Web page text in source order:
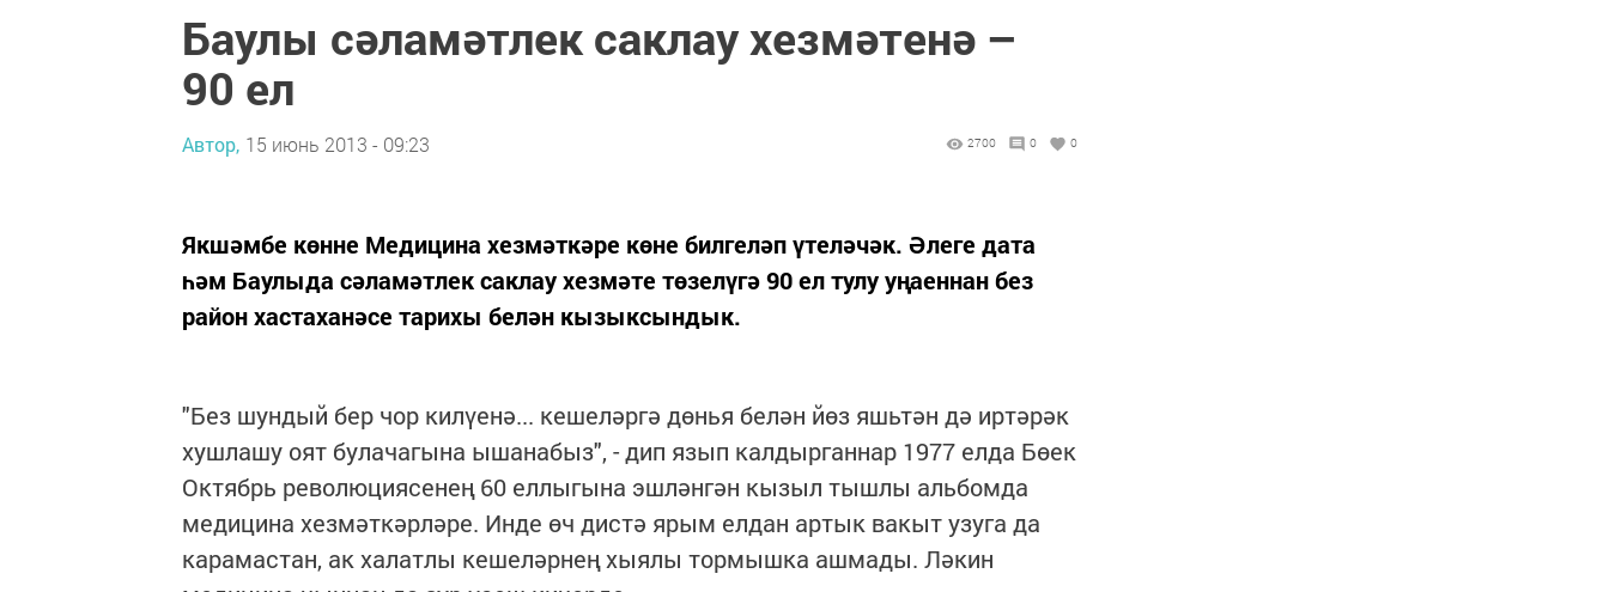
Баулы сәламәтлек саклау хезмәтенә –
90 ел
Автор, 15 июнь 2013 - 09:23 2700 0 0
Якшәмбе көнне Медицина хезмәткәре көне билгеләп үтеләчәк. Әлеге дата
һәм Баулыда сәламәтлек саклау хезмәте төзелүгә 90 ел тулу уңаеннан без
район хастаханәсе тарихы белән кызыксындык.
"Без шундый бер чор килүенә... кешеләргә дөнья белән йөз яшьтән дә иртәрәк
хушлашу оят булачагына ышанабыз", - дип язып калдырганнар 1977 елда Бөек
Октябрь революциясенең 60 еллыгына эшләнгән кызыл тышлы альбомда
медицина хезмәткәрләре. Инде өч дистә ярым елдан артык вакыт узуга да
карамастан, ак халатлы кешеләрнең хыялы тормышка ашмады. Ләкин